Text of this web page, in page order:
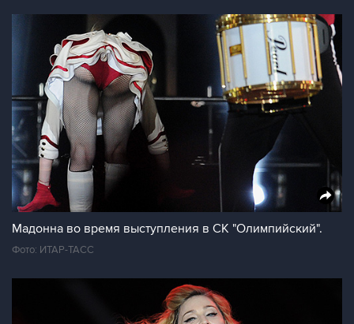
Мадонна во время выступления в СК "Олимпийский".
Фото: ИТАР-ТАСС